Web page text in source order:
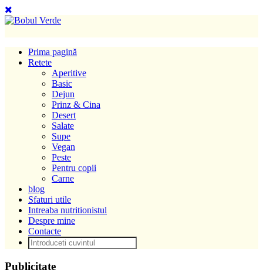
Prima pagină
Retete
Aperitive
Basic
Dejun
Prinz & Cina
Desert
Salate
Supe
Vegan
Peste
Pentru copii
Carne
blog
Sfaturi utile
Intreaba nutritionistul
Despre mine
Contacte
Publicitate